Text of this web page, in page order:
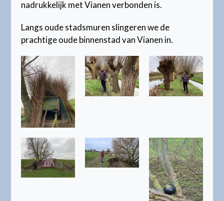
nadrukkelijk met Vianen verbonden is.
Langs oude stadsmuren slingeren we de
prachtige oude binnenstad van Vianen in.